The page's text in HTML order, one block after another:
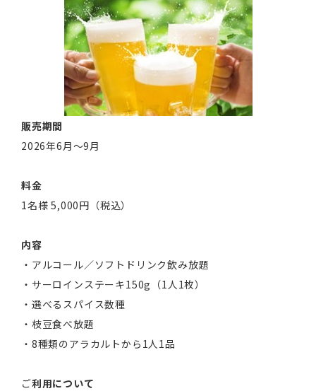
販売期間
2026年6月〜9月
料金
1名様 5,000円（税込）
内容
・アルコール／ソフトドリンク飲み放題
・サーロインステーキ150g（1人1枚）
・選べるスパイス数種
・枝豆食べ放題
・8種類のアラカルトから1人1品
ご利用について